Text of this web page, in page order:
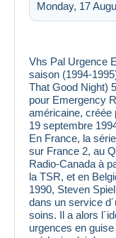
Monday, 17
Vhs Pal Urgence
saison (1994-
That Good Night)
pour Emergency
américaine, créée
19 septembre
En France, la
sur France 2, au
Radio-Canada à
la TSR, et en
1990, Steven
dans un service
soins. Il a alors
urgences en